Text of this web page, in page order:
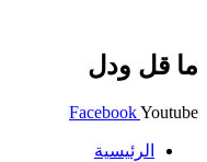
ما قل ودل
FacebookYoutube
الرئيسية